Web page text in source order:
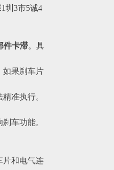
圳3市5诚4
件卡滞‌。具
如果刹车片
准执行。
车功能。
片和电气连